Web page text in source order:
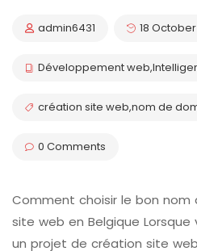
admin6431 18
Développement web,
création site web,nom de
0 Comments
Comment choisir le bon
site web en Belgique Lorsque
un projet de création site